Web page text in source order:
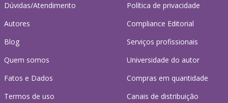
Dúvidas/Atendimento
Autores
Blog
Quem somos
Fatos e Dados
Termos de uso
Política de privacidade
Compliance Editorial
Serviços profissionais
Universidade do autor
Compras em quantidade
Canais de distribuição